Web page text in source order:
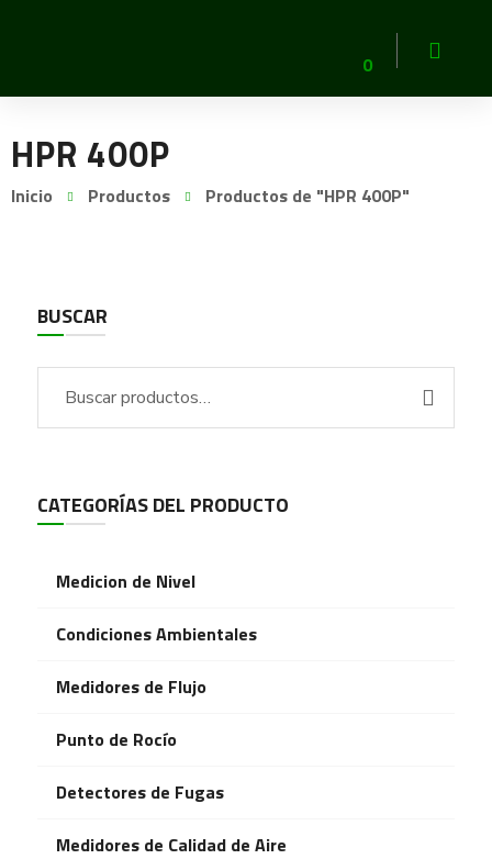
0
HPR 400P
Inicio Productos Productos de "HPR 400P"
BUSCAR
CATEGORÍAS DEL PRODUCTO
Medicion de Nivel
Condiciones Ambientales
Medidores de Flujo
Punto de Rocío
Detectores de Fugas
Medidores de Calidad de Aire